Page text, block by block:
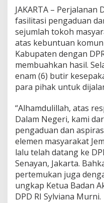
i
B
u
p
a
D
P
D
J
e
m
b
e
r
JAKARTA –
fasilitasi pengaduan
sejumlah tokoh
atas kebuntuan
Kabupaten dengan
membuahkan hasil.
enam (6) butir
para pihak untuk
“Alhamdulillah, atas
Dalam Negeri, kami
pengaduan dan
elemen masyarakat
lalu telah datang ke
Senayan, Jakarta.
pertemukan juga
ungkap Ketua Badan
DPD RI Sylviana Murni.